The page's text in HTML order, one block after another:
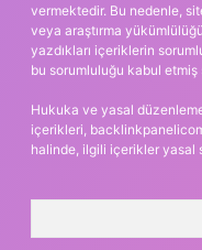
vermektedir. Bu nedenle,
veya araştırma
yazdıkları içeriklerin
bu sorumluluğu kabul etmiş
Hukuka ve yasal
içerikleri,
halinde, ilgili içerikler yasal